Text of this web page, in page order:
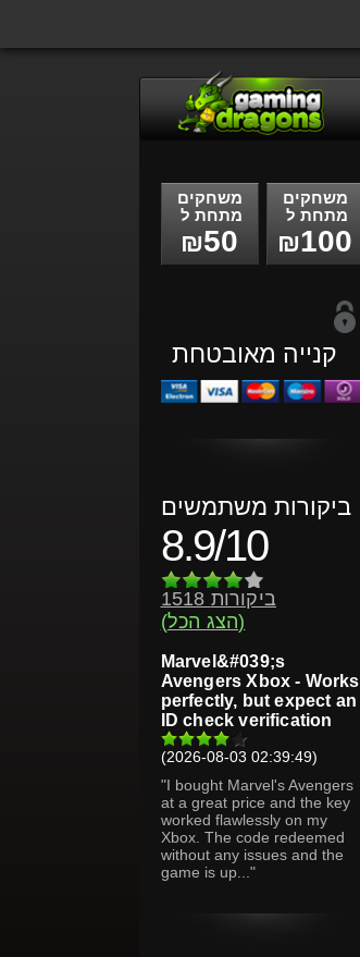
משחקים
מתחת ל
₪50
משחקים
מתחת ל
₪100
קנייה מאובטחת
ביקורות משתמשים
8.9/10
1518 ביקורות
(הצג הכל)
Marvel&#039;s
Avengers Xbox - Works
perfectly, but expect an
ID check verification
(2026-08-03 02:39:49)
"I bought Marvel's Avengers
at a great price and the key
worked flawlessly on my
Xbox. The code redeemed
without any issues and the
game is up..."